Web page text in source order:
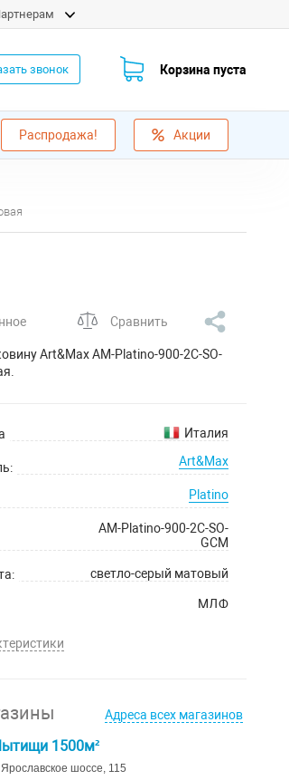
звонок Корзина пуста
Распродажа! Акции
Сравнить
Art&Max AM-Platino-900-2C-SO-
Италия
Art&Max
Platino
AM-Platino-900-2C-SO-
GCM
светло-серый матовый
МДФ
Адреса всех магазинов
1500м²
шоссе, 115